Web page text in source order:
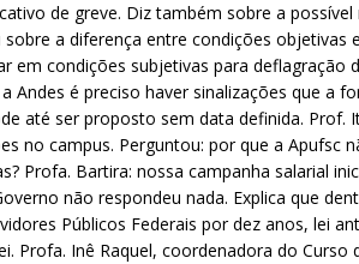
de greve. Diz também sobre a
a diferença entre condições objetivas
em condições subjetivas para deflagração
Andes é preciso haver sinalizações que a
até ser proposto sem data definida. Prof.
no campus. Perguntou: por que a Apufsc
Profa. Bartira: nossa campanha salarial
não respondeu nada. Explica que
Públicos Federais por dez anos, lei
Profa. Inê Raquel, coordenadora do Curso